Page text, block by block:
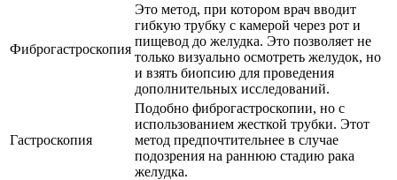
Фиброгастроскопия
Это метод, при котором врач вводит
гибкую трубку с камерой через рот и
пищевод до желудка. Это позволяет не
только визуально осмотреть желудок, но
и взять биопсию для проведения
дополнительных исследований.
Гастроскопия
Подобно фиброгастроскопии, но с
использованием жесткой трубки. Этот
метод предпочтительнее в случае
подозрения на раннюю стадию рака
желудка.